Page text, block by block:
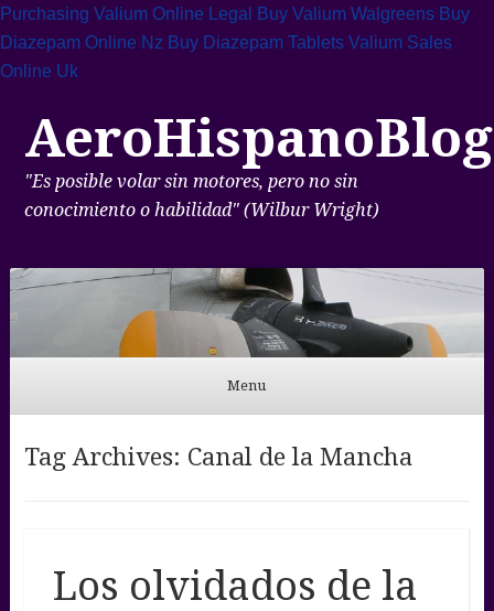
Purchasing Valium Online Legal Buy Valium Walgreens Buy
Diazepam Online Nz Buy Diazepam Tablets Valium Sales
Online Uk
AeroHispanoBlog
"Es posible volar sin motores, pero no sin
conocimiento o habilidad" (Wilbur Wright)
Menu
Tag Archives: Canal de la Mancha
Los olvidados de la